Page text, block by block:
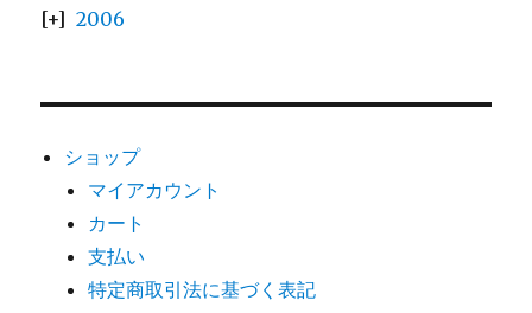
2006
ショップ
マイアカウント
カート
支払い
特定商取引法に基づく表記